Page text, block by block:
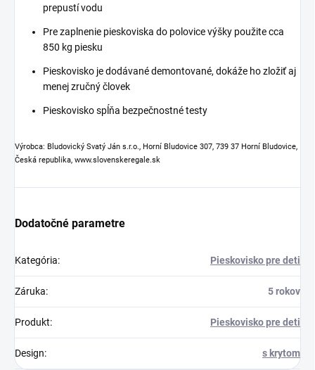
prepustí vodu
Pre zaplnenie pieskoviska do polovice výšky použite cca
850 kg piesku
Pieskovisko je dodávané demontované, dokáže ho zložiť aj
menej zručný človek
Pieskovisko spĺňa bezpečnostné testy
Výrobca: Bludovický Svatý Ján s.r.o., Horní Bludovice 307, 739 37 Horní Bludovice,
Česká republika, www.slovenskeregale.sk
Dodatočné parametre
Kategória: Pieskovisko pre deti
Záruka: 5 rokov
Produkt: Pieskovisko pre deti
Design: s krytom